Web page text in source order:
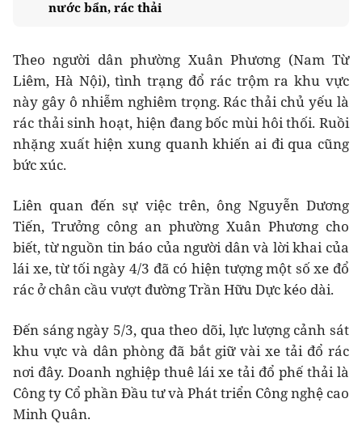
nước bẩn, rác thải
Theo người dân phường Xuân Phương (Nam Từ
Liêm, Hà Nội), tình trạng đổ rác trộm ra khu vực
này gây ô nhiễm nghiêm trọng. Rác thải chủ yếu là
rác thải sinh hoạt, hiện đang bốc mùi hôi thối. Ruồi
nhặng xuất hiện xung quanh khiến ai đi qua cũng
bức xúc.
Liên quan đến sự việc trên, ông Nguyễn Dương
Tiến, Trưởng công an phường Xuân Phương cho
biết, từ nguồn tin báo của người dân và lời khai của
lái xe, từ tối ngày 4/3 đã có hiện tượng một số xe đổ
rác ở chân cầu vượt đường Trần Hữu Dực kéo dài.
Đến sáng ngày 5/3, qua theo dõi, lực lượng cảnh sát
khu vực và dân phòng đã bắt giữ vài xe tải đổ rác
nơi đây. Doanh nghiệp thuê lái xe tải đổ phế thải là
Công ty Cổ phần Đầu tư và Phát triển Công nghệ cao
Minh Quân.